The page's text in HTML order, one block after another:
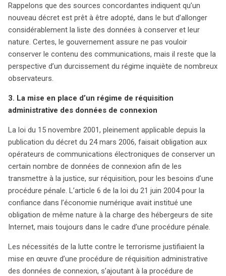
Rappelons que des sources concordantes indiquent qu’un
nouveau décret est prêt à être adopté, dans le but d’allonger
considérablement la liste des données à conserver et leur
nature. Certes, le gouvernement assure ne pas vouloir
conserver le contenu des communications, mais il reste que la
perspective d’un durcissement du régime inquiète de nombreux
observateurs.
3. La mise en place d’un régime de réquisition
administrative des données de connexion
La loi du 15 novembre 2001, pleinement applicable depuis la
publication du décret du 24 mars 2006, faisait obligation aux
opérateurs de communications électroniques de conserver un
certain nombre de données de connexion afin de les
transmettre à la justice, sur réquisition, pour les besoins d’une
procédure pénale. L’article 6 de la loi du 21 juin 2004 pour la
confiance dans l’économie numérique avait institué une
obligation de même nature à la charge des hébergeurs de site
Internet, mais toujours dans le cadre d’une procédure pénale.
Les nécessités de la lutte contre le terrorisme justifiaient la
mise en œuvre d’une procédure de réquisition administrative
des données de connexion, s’ajoutant à la procédure de